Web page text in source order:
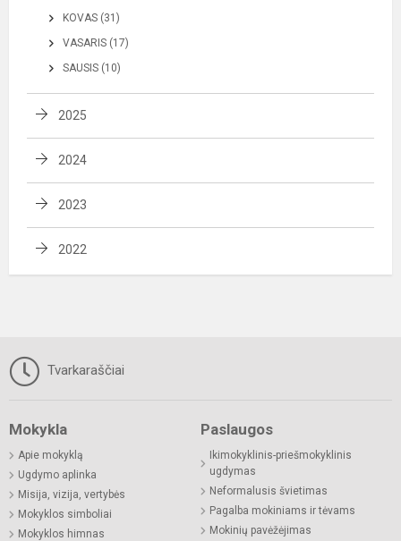
KOVAS (31)
VASARIS (17)
SAUSIS (10)
2025
2024
2023
2022
Tvarkaraščiai
Mokykla
Apie mokyklą
Ugdymo aplinka
Misija, vizija, vertybės
Mokyklos simboliai
Mokyklos himnas
Paslaugos
Ikimokyklinis-priešmokyklinis
ugdymas
Neformalusis švietimas
Pagalba mokiniams ir tėvams
Mokinių pavėžėjimas